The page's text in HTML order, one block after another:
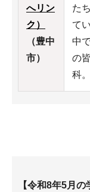
へリン
ク）
（豊中
市）
た
て
中
の
科。
【令和8年5月の